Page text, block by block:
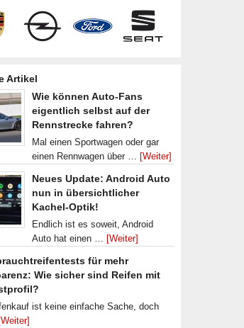
Artikel
Wie können Auto-Fans
eigentlich selbst auf der
Rennstrecke fahren?
Mal einen Sportwagen oder gar
einen Rennwagen über … [Weiter]
Neues Update: Android Auto
nun in übersichtlicher
Kachel-Optik!
Endlich ist es soweit, Android
Auto hat einen … [Weiter]
für mehr
Wie sicher sind Reifen mit
ist keine einfache Sache, doch
[Weiter]